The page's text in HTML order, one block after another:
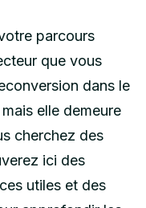
parcours
que vous
dans le
elle demeure
cherchez des
ici des
utiles et des